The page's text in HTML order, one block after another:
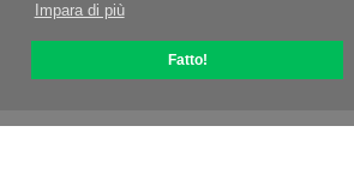
Impara di più
Fatto!